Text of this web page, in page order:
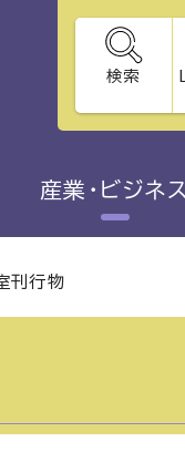
検索
産業・ビジネス
刊行物